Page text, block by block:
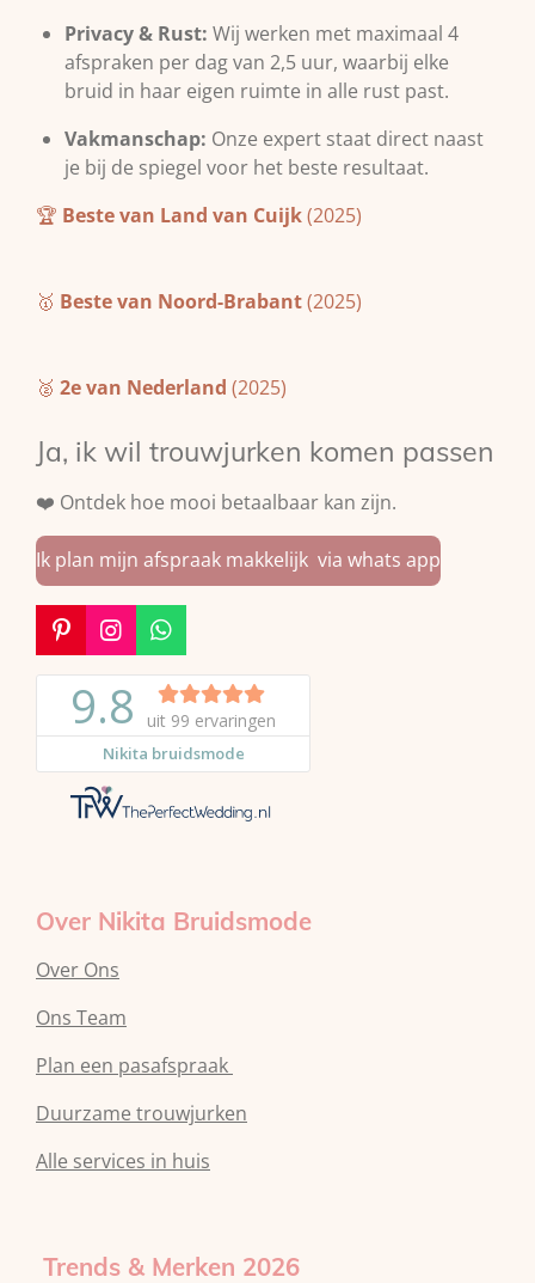
Privacy & Rust: Wij werken met maximaal 4
afspraken per dag van 2,5 uur, waarbij elke
bruid in haar eigen ruimte in alle rust past.
Vakmanschap: Onze expert staat direct naast
je bij de spiegel voor het beste resultaat.
🏆 Beste van Land van Cuijk(2025)
🥇 Beste van Noord-Brabant(2025)
🥈 2e van Nederland (2025)
Ja, ik wil trouwjurken komen passen
❤️ Ontdek hoe mooi betaalbaar kan zijn.
Ik plan mijn afspraak makkelijk via whats app
P
i
n
e
e
I
n
s
t
a
g
r
a
m
W
h
a
t
s
A
p
Over Nikita Bruidsmode
Over Ons
Ons Team
Plan een pasafspraak
Duurzame trouwjurken
Alle services in huis
Trends & Merken 2026